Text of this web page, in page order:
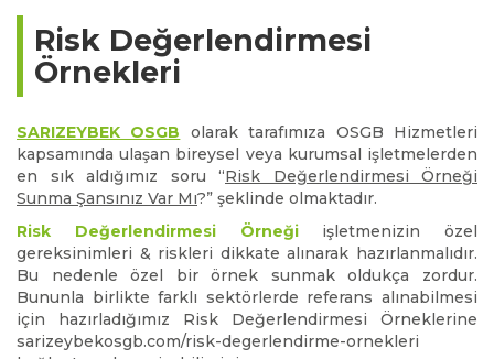
Risk Değerlendirmesi
Örnekleri
SARIZEYBEK OSGB olarak tarafımıza OSGB Hizmetleri
kapsamında ulaşan bireysel veya kurumsal işletmelerden
en sık aldığımız soru “Risk Değerlendirmesi Örneği
Sunma Şansınız Var Mı?” şeklinde olmaktadır.
Risk Değerlendirmesi Örneğiişletmenizin özel
gereksinimleri & riskleri dikkate alınarak hazırlanmalıdır.
Bu nedenle özel bir örnek sunmak oldukça zordur.
Bununla birlikte farklı sektörlerde referans alınabilmesi
için hazırladığımız Risk Değerlendirmesi Örneklerine
sarizeybekosgb.com/risk-degerlendirme-ornekleri